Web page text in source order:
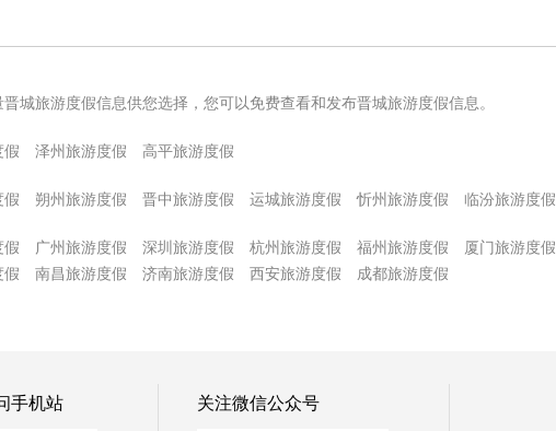
城旅游度假信息供您选择，您可以免费查看和发布晋城旅游度假信息。
假 泽州旅游度假 高平旅游度假
假 朔州旅游度假 晋中旅游度假 运城旅游度假 忻州旅游度假 临汾旅游度假
假 广州旅游度假 深圳旅游度假 杭州旅游度假 福州旅游度假 厦门旅游度假
假 南昌旅游度假 济南旅游度假 西安旅游度假 成都旅游度假
手机站 关注微信公众号